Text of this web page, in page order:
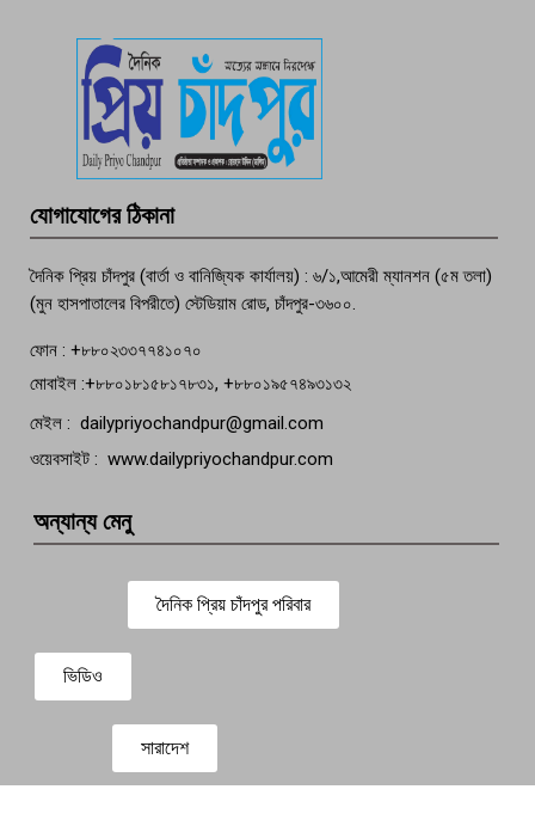
পচা দুর্গন্ধে ৯৯৯-এ ফোন, ফরিদগঞ্জে
তরুণের অর্ধগলিত লাশ উদ্ধার
বেঁচে নেই, বিভিন্ন সংগঠনের শোক
যোগাযোগের ঠিকানা
দৈনিক প্রিয় চাঁদপুর (বার্তা ও বানিজ্যিক কার্যালয়) : ৬/১,আমেরী ম্যানশন (৫ম তলা)
(মুন হাসপাতালের বিপরীতে) স্টেডিয়াম রোড, চাঁদপুর-৩৬০০.
ফোন : +৮৮০২৩৩৭৭৪১০৭০
মোবাইল :+৮৮০১৮১৫৮১৭৮৩১, +৮৮০১৯৫৭৪৯৩১৩২
মেইল : dailypriyochandpur@gmail.com
ওয়েবসাইট : www.dailypriyochandpur.com
অন্যান্য মেনু
দৈনিক প্রিয় চাঁদপুর পরিবার
ভিডিও
সারাদেশ